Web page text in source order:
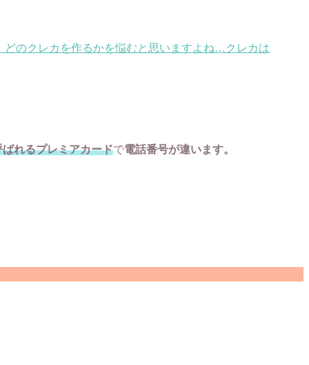
のクレカを作るかを悩むと思いますよね…クレカは
れるプレミアカードで電話番号が違います。